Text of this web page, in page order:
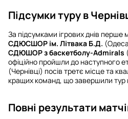
Підсумки туру в
За підсумками ігрових днів перше
СДЮСШОР ім. Літвака Б.Д.
СДЮШОР з баскетболу-Admirals
офіційно пройшли до наступного
(Чернівці) посів третє місце та
кращих команд, що завершили тур
Повні результати